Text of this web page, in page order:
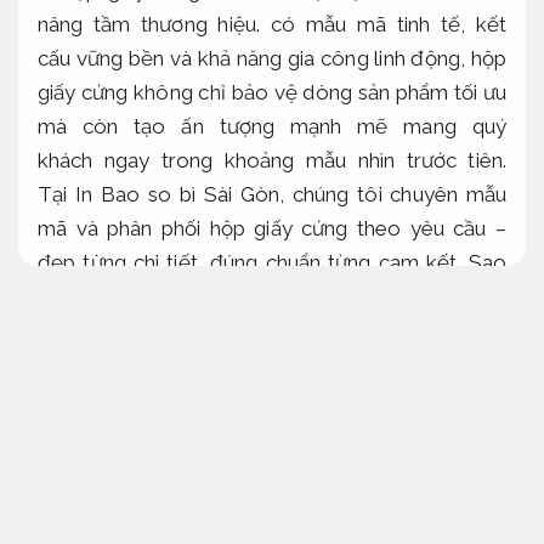
nâng tầmthương hiệu. có mẫu mãtinh tế, kết
cấuvững bền và khả năng gia cônglinh động, hộp
giấy cứngkhông chỉ bảo vệdòng sản phẩm tối ưu
mà còn tạo ấn tượng mạnh mẽmang
quý
khách ngay trong khoảng mẫu nhìn trước tiên.
Tại In Baoso bì Sài Gòn, chúng tôi chuyên mẫu
mã vàphân phối hộp giấy cứng theo yêu cầu –
đẹp từng chi tiết, đúng chuẩn từng cam kết. Sao